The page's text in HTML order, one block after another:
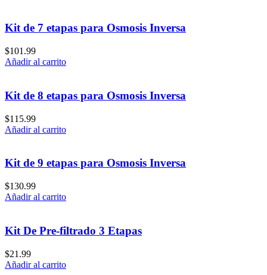
Kit de 7 etapas para Osmosis Inversa
$101.99
Añadir al carrito
Kit de 8 etapas para Osmosis Inversa
$115.99
Añadir al carrito
Kit de 9 etapas para Osmosis Inversa
$130.99
Añadir al carrito
Kit De Pre-filtrado 3 Etapas
$21.99
Añadir al carrito